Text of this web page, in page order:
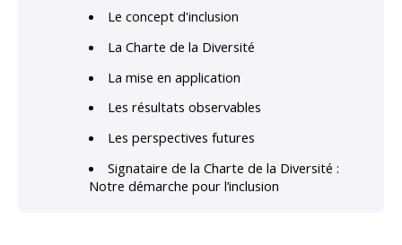
Le concept d'inclusion
La Charte de la Diversité
La mise en application
Les résultats observables
Les perspectives futures
Signataire de la Charte de la Diversité :
Notre démarche pour l’inclusion